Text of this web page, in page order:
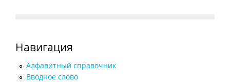
Навигация
Алфавитный справочник
Вводное слово